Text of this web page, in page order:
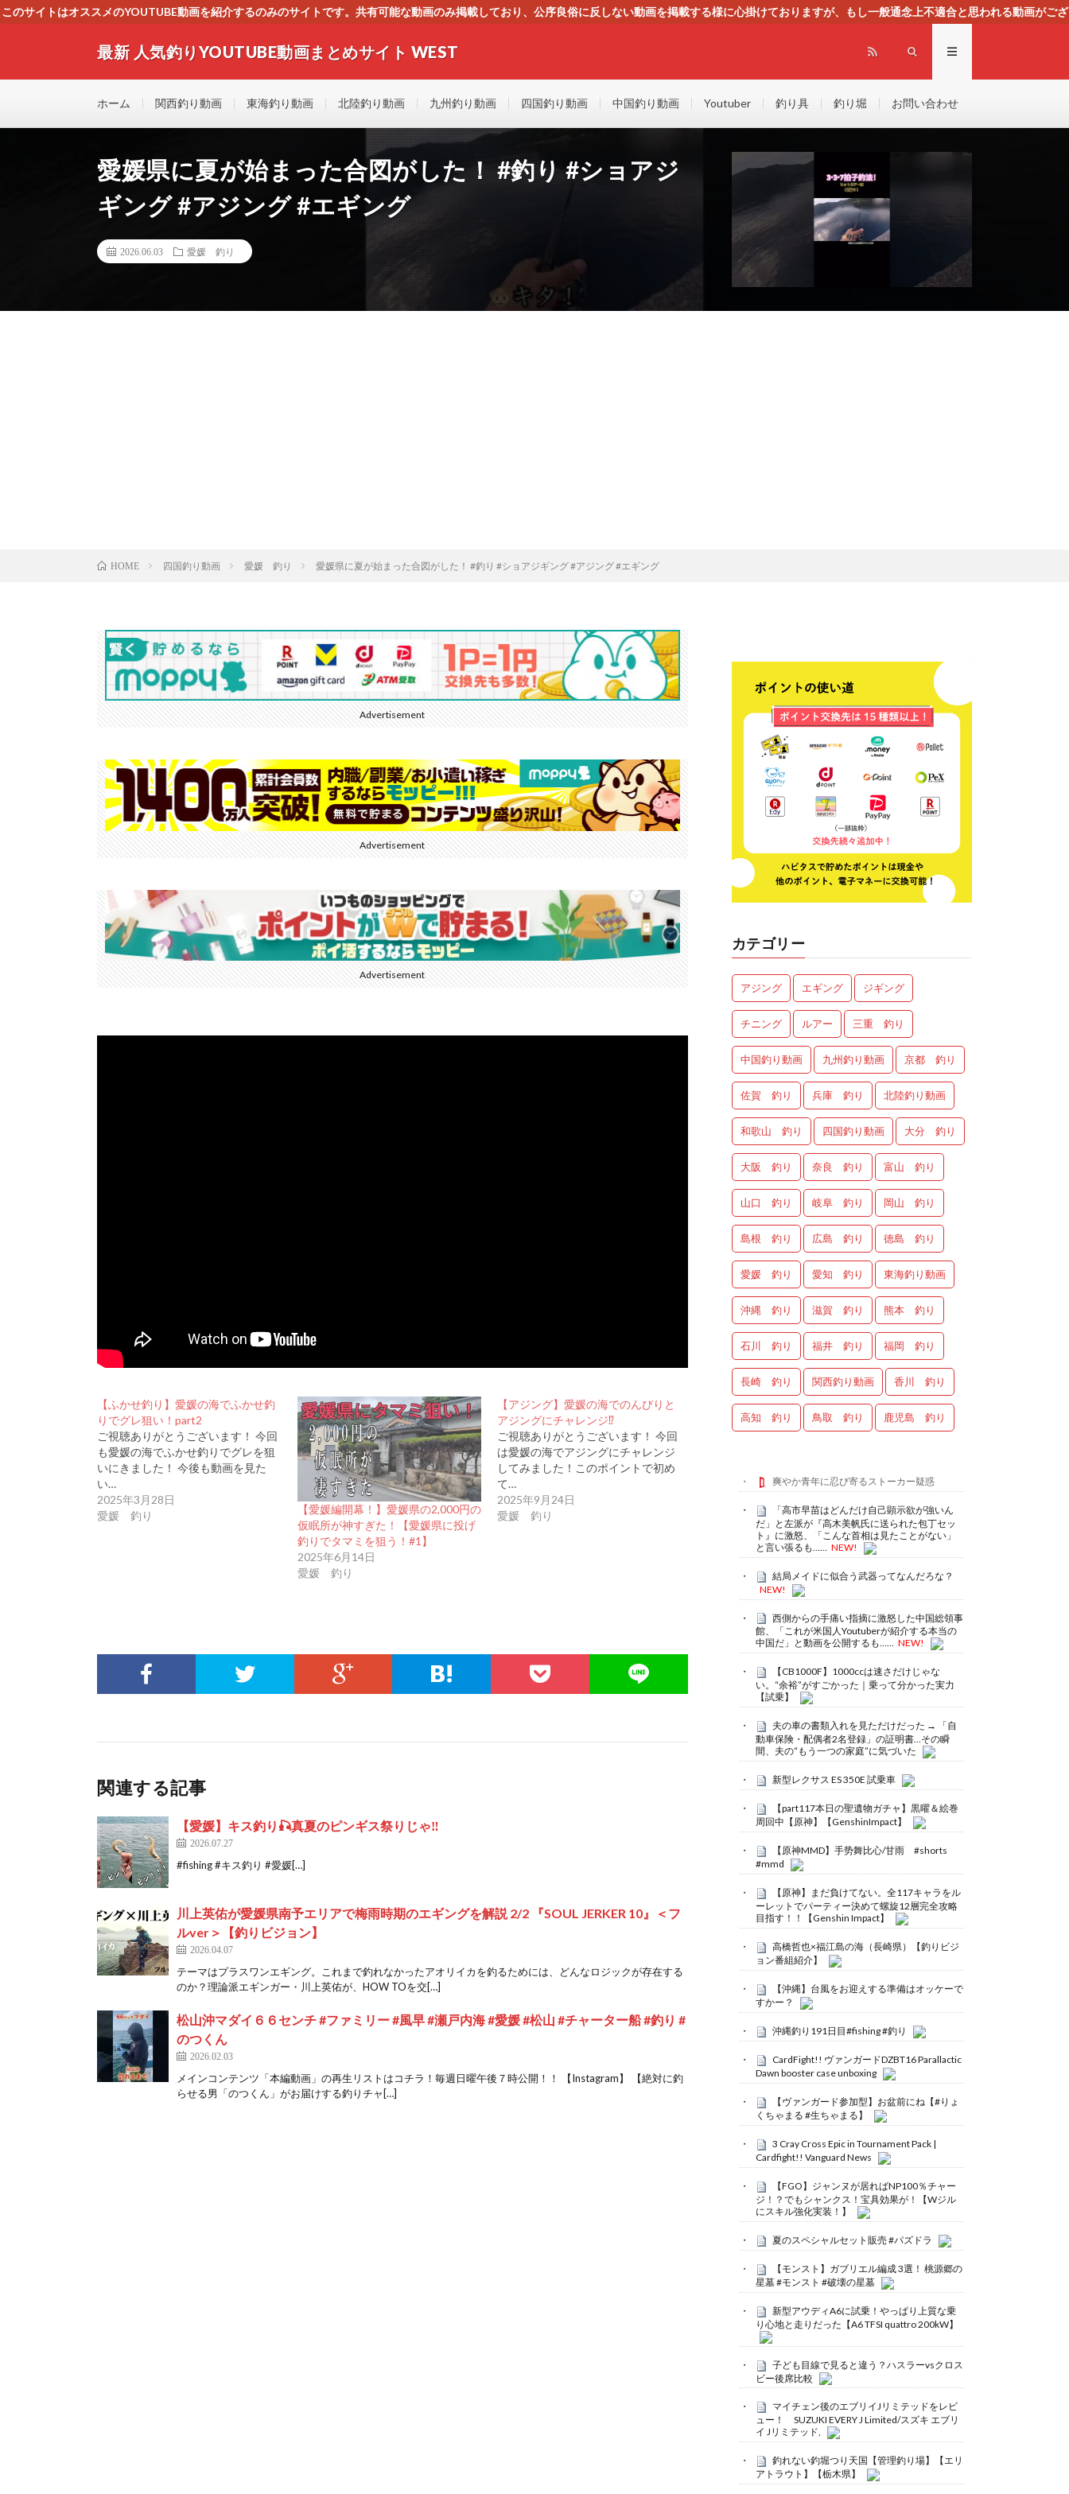
このサイトはオススメのYOUTUBE動画を紹介するのみのサイトです。共有可能な動画のみ掲載しており、公序良俗に反しない動画を掲載する様に心掛けておりますが、もし一般通念上不適合と思われる動画がござ
最新 人気釣りYOUTUBE動画まとめサイト WEST
す！！
ホーム 関西釣り動画 東海釣り動画 北陸釣り動画 九州釣り動画 四国釣り動画 中国釣り動画 Youtuber 釣り具 釣り堀 お問い合わせ
愛媛県に夏が始まった合図がした！ #釣り #ショアジ
ギング #アジング #エギング
2026.06.03 愛媛 釣り
HOME 四国釣り動画 愛媛 釣り 愛媛県に夏が始まった合図がした！ #釣り #ショアジギング #アジング #エギング
Advertisement
Advertisement
Advertisement
【ふかせ釣り】愛媛の海でふかせ釣
りでグレ狙い！part2
ご視聴ありがとうございます！ 今回
も愛媛の海でふかせ釣りでグレを狙
いにきました！ 今後も動画を見た
い…
2025年3月28日
愛媛 釣り
【愛媛編開幕！】愛媛県の2,000円の
仮眠所が神すぎた！【愛媛県に投げ
釣りでタマミを狙う！#1】
2025年6月14日
愛媛 釣り
【アジング】愛媛の海でのんびりと
アジングにチャレンジ⁉️
ご視聴ありがとうございます！ 今回
は愛媛の海でアジングにチャレンジ
してみました！このポイントで初め
て…
2025年9月24日
愛媛 釣り
関連する記事
【愛媛】キス釣り🎣真夏のピンギス祭りじゃ‼️
2026.07.27
#fishing #キス釣り #愛媛[…]
川上英佑が愛媛県南予エリアで梅雨時期のエギングを解説 2/2 『SOUL JERKER 10』＜フ
ルver＞【釣りビジョン】
2026.04.07
テーマはプラスワンエギング。これまで釣れなかったアオリイカを釣るためには、どんなロジックが存在する
のか？理論派エギンガー・川上英佑が、HOW TOを交[…]
松山沖マダイ６６センチ #ファミリー #風早 #瀬戸内海 #愛媛 #松山 #チャーター船 #釣り #
のつくん
2026.02.03
メインコンテンツ「本編動画」の再生リストはコチラ！毎週日曜午後７時公開！！ 【Instagram】 【絶対に釣
らせる男「のつくん」がお届けする釣りチャ[…]
カテゴリー
アジング エギング ジギング
チニング ルアー 三重 釣り
中国釣り動画 九州釣り動画 京都 釣り
佐賀 釣り 兵庫 釣り 北陸釣り動画
和歌山 釣り 四国釣り動画 大分 釣り
大阪 釣り 奈良 釣り 富山 釣り
山口 釣り 岐阜 釣り 岡山 釣り
島根 釣り 広島 釣り 徳島 釣り
愛媛 釣り 愛知 釣り 東海釣り動画
沖縄 釣り 滋賀 釣り 熊本 釣り
石川 釣り 福井 釣り 福岡 釣り
長崎 釣り 関西釣り動画 香川 釣り
高知 釣り 鳥取 釣り 鹿児島 釣り
爽やか青年に忍び寄るストーカー疑惑
「高市早苗はどんだけ自己顕示欲が強いん
だ」と左派が『高木美帆氏に送られた包丁セッ
ト』に激怒、「こんな首相は見たことがない」
と言い張るも……
NEW!
結局メイドに似合う武器ってなんだろな？
NEW!
西側からの手痛い指摘に激怒した中国総領事
館、「これが米国人Youtuberが紹介する本当の
中国だ」と動画を公開するも…… NEW!
【CB1000F】1000ccは速さだけじゃな
い。“余裕”がすごかった｜乗って分かった実力
【試乗】
夫の車の書類入れを見ただけだった → 「自
動車保険・配偶者2名登録」の証明書…その瞬
間、夫の“もう一つの家庭”に気づいた
新型レクサス ES 350E 試乗車
【part117本日の聖遺物ガチャ】黒曜＆絵巻
周回中【原神】【GenshinImpact】
【原神MMD】手势舞比心/甘雨 #shorts
#mmd
【原神】まだ負けてない。全117キャラをル
ーレットでパーティー決めて螺旋12層完全攻略
目指す！！【Genshin Impact】
高橋哲也×福江島の海（長崎県）【釣りビジ
ョン番組紹介】
【沖縄】台風をお迎えする準備はオッケーで
すかー？
沖縄釣り191日目#fishing #釣り
CardFight!! ヴァンガードDZBT16 Parallactic
Dawn booster case unboxing
【ヴァンガード参加型】お盆前にね【#りょ
くちゃまる #生ちゃまる】
3 Cray Cross Epic in Tournament Pack |
Cardfight!! Vanguard News
【FGO】ジャンヌが居ればNP100％チャー
ジ！？でもシャンクス！宝具効果が！【Wジル
にスキル強化実装！】
夏のスペシャルセット販売 #パズドラ
【モンスト】ガブリエル編成 3選！ 桃源郷の
星墓 #モンスト #破壊の星墓
新型アウディA6に試乗！やっぱり上質な乗
り心地と走りだった【A6 TFSI quattro 200kW】
子ども目線で見ると違う？ハスラーvsクロス
ビー後席比較
マイチェン後のエブリイJリミテッドをレビ
ュー！ SUZUKI EVERY J Limited/スズキ エブリ
イ Jリミテッド,
釣れない釣堀つり天国【管理釣り場】【エリ
アトラウト】【栃木県】